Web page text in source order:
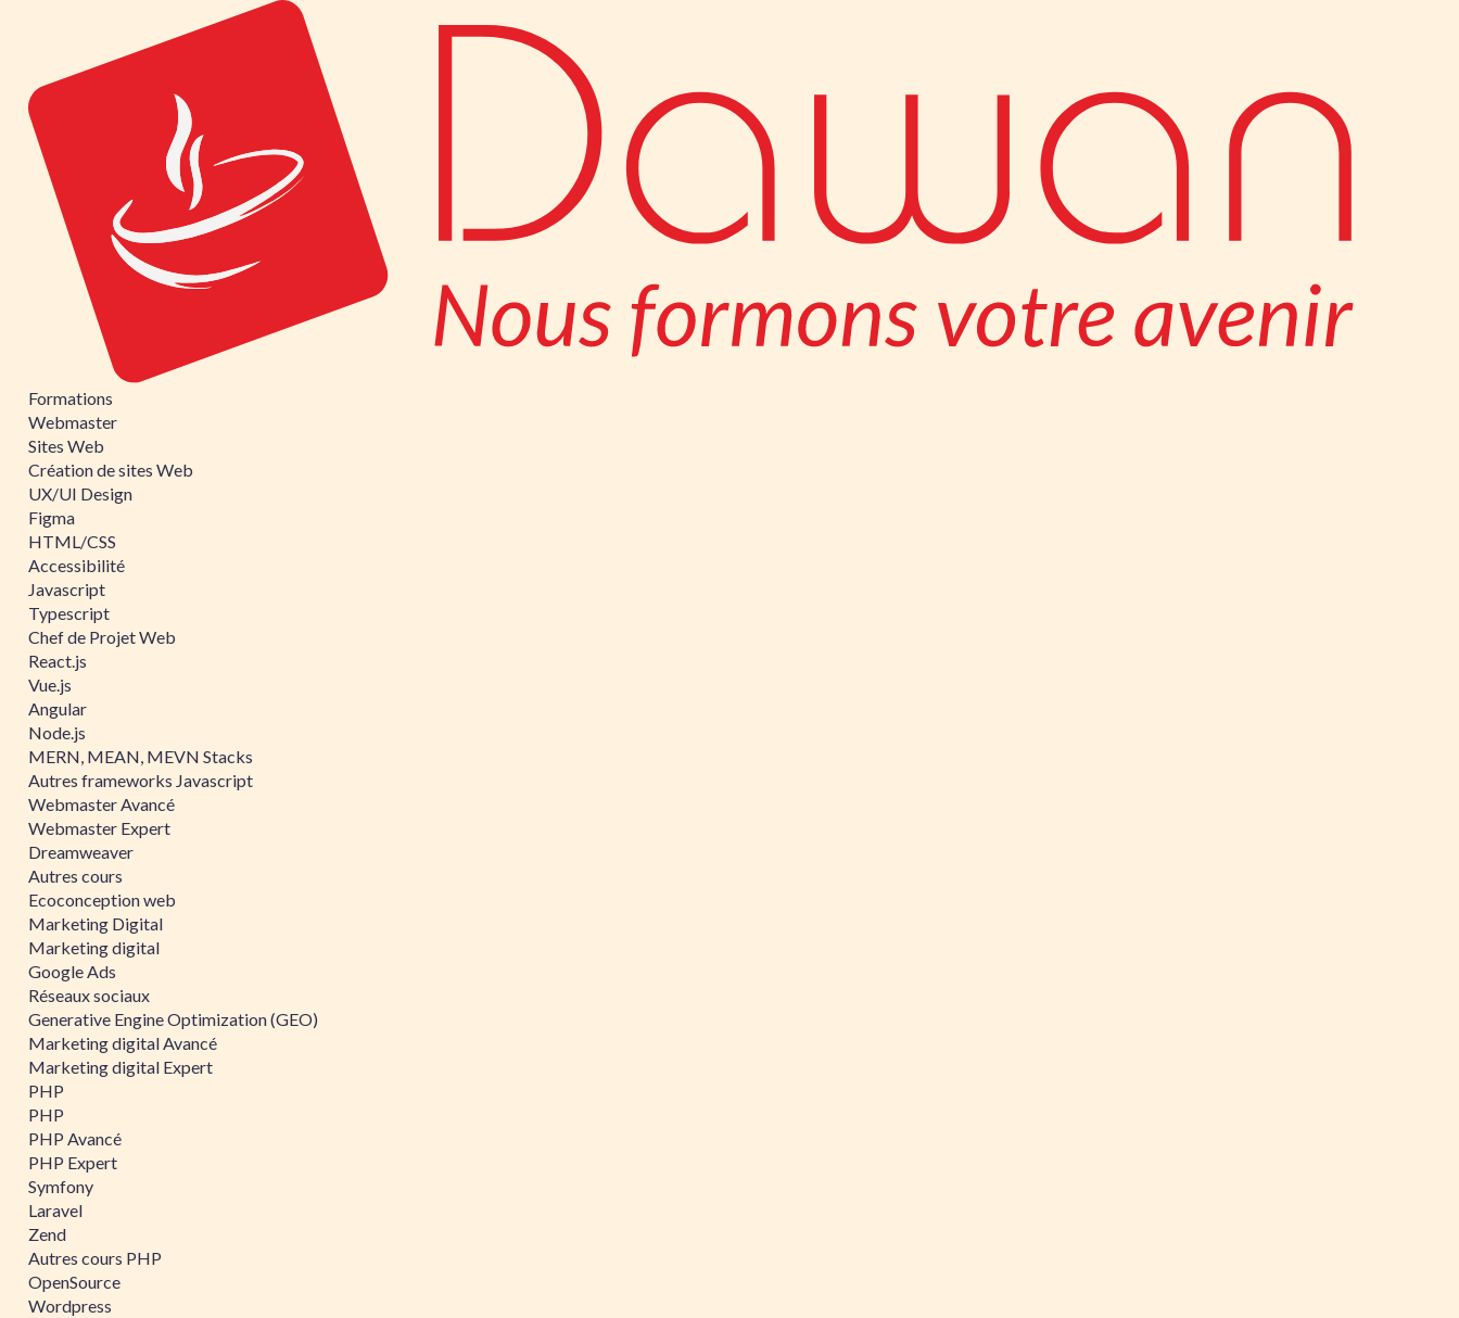
Formations
Webmaster
Sites Web
Création de sites Web
UX/UI Design
Figma
HTML/CSS
Accessibilité
Javascript
Typescript
Chef de Projet Web
React.js
Vue.js
Angular
Node.js
MERN, MEAN, MEVN Stacks
Autres frameworks Javascript
Webmaster Avancé
Webmaster Expert
Dreamweaver
Autres cours
Ecoconception web
Marketing Digital
Marketing digital
Google Ads
Réseaux sociaux
Generative Engine Optimization (GEO)
Marketing digital Avancé
Marketing digital Expert
PHP
PHP
PHP Avancé
PHP Expert
Symfony
Laravel
Zend
Autres cours PHP
OpenSource
Wordpress